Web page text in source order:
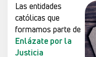
Las entidades
católicas que
formamos parte de
Enlázate por la
Justicia